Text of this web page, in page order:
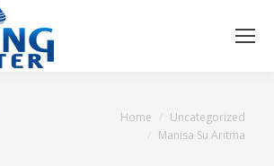
You are here:Home
Uncategorized
Manisa Su Arıtma